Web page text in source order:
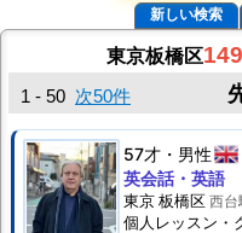
新しい検索
東京板橋区149
1 - 50 次50件
57才 男性
英会話・英語
東京 板橋区 西台
個人 レッスン ・